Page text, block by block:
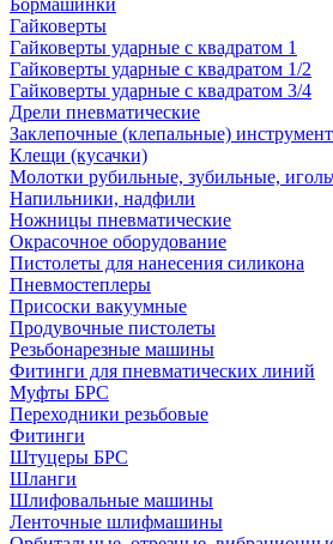
Бормашинки
Гайковерты
Гайковерты ударные с квадратом 1
Гайковерты ударные с квадратом 1/2
Гайковерты ударные с квадратом 3/4
Дрели пневматические
Заклепочные (клепальные)
Клещи (кусачки)
Молотки рубильные, зубильные,
Напильники, надфили
Ножницы пневматические
Окрасочное оборудование
Пистолеты для нанесения силикона
Пневмостеплеры
Присоски вакуумные
Продувочные пистолеты
Резьбонарезные машины
Фитинги для пневматических линий
Муфты БРС
Переходники резьбовые
Фитинги
Штуцеры БРС
Шланги
Шлифовальные машины
Ленточные шлифмашины